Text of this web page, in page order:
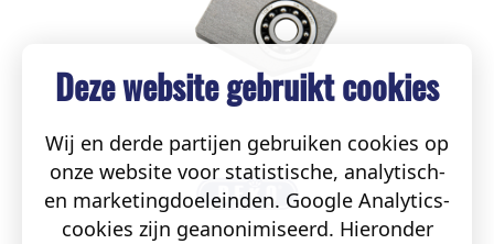
Deze website gebruikt cookies
Wij en derde partijen gebruiken cookies op
onze website voor statistische, analytisch-
en marketingdoeleinden. Google Analytics-
cookies zijn geanonimiseerd. Hieronder